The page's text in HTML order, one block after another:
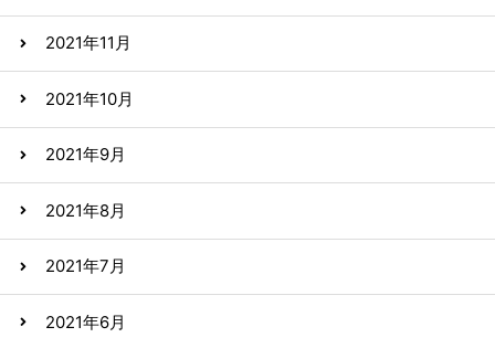
2021年11月
2021年10月
2021年9月
2021年8月
2021年7月
2021年6月